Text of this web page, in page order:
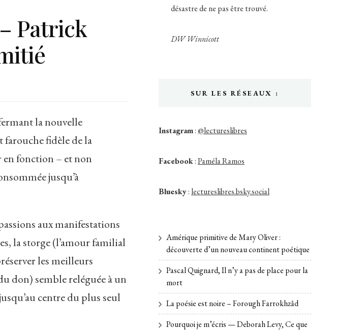
Patrick
la nouvelle
fidèle de la
en fonction – et non
jusqu’à
aux manifestations
la storge (l’amour familial
les meilleurs
don) semble reléguée à un
centre du plus seul
désastre de ne pas être trouvé.
DW Winnicott
SUR LES RÉSEAUX :
Instagram:@lectureslibres
Facebook:Paméla Ramos
Bluesky: lectureslibres.bsky.social
Amérique primitive de Mary Oliver :
découverte d’un nouveau continent poétique
Pascal Quignard, Il n’y a pas de place pour la
mort
La poésie est noire – Forough Farrokhzâd
Pourquoi je m’écris — Deborah Levy, Ce que